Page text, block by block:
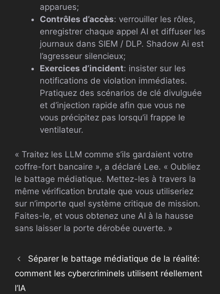
apparues;
Contrôles d’accès: verrouiller les rôles,
enregistrer chaque appel AI et diffuser les
journaux dans SIEM / DLP. Shadow Ai est
l’agresseur silencieux;
Exercices d’incident: insister sur les
notifications de violation immédiates.
Pratiquez des scénarios de clé divulguée
et d’injection rapide afin que vous ne
vous précipitez pas lorsqu’il frappe le
ventilateur.
« Traitez les LLM comme s’ils gardaient votre
coffre-fort bancaire », a déclaré Lee. « Oubliez
le battage médiatique. Mettez-les à travers la
même vérification brutale que vous utiliseriez
sur n’importe quel système critique de mission.
Faites-le, et vous obtenez une AI à la hausse
sans laisser la porte dérobée ouverte. »
Séparer le battage médiatique de la réalité:
comment les cybercriminels utilisent réellement
l’IA